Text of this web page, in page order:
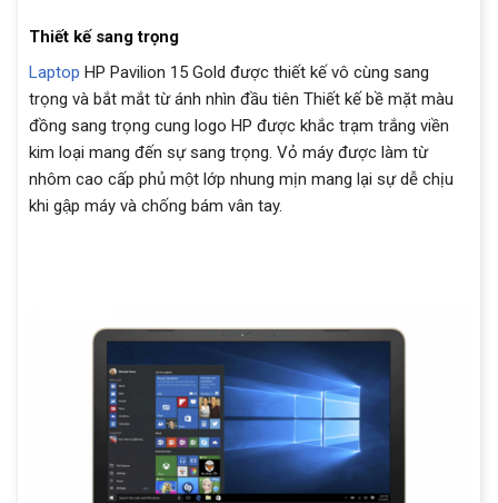
Thiết kế sang trọng
Laptop HP Pavilion 15 Gold được thiết kế vô cùng sang
trọng và bắt mắt từ ánh nhìn đầu tiên Thiết kế bề mặt màu
đồng sang trọng cung logo HP được khắc trạm trắng viền
kim loại mang đến sự sang trọng. Vỏ máy được làm từ
nhôm cao cấp phủ một lớp nhung mịn mang lại sự dễ chịu
khi gập máy và chống bám vân tay.